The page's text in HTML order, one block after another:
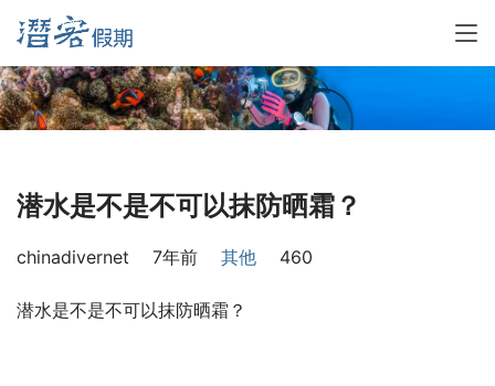
潜水是不是不可以抹防晒霜？
chinadivernet 7年前 其他 460
潜水是不是不可以抹防晒霜？